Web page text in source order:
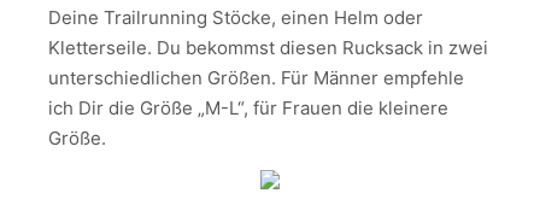
Deine Trailrunning Stöcke, einen Helm oder
Kletterseile. Du bekommst diesen Rucksack in zwei
unterschiedlichen Größen. Für Männer empfehle
ich Dir die Größe „M-L“, für Frauen die kleinere
Größe.